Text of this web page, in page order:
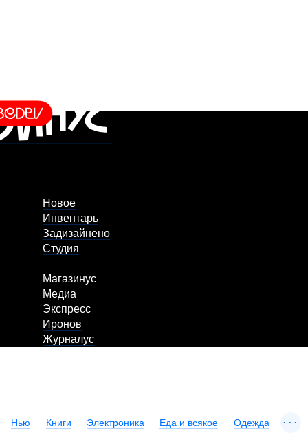
Новое
Инвентарь
Задизайнено
Студия
Магазинус
Медиа
Экспресс
Иронов
Журналус
Нью Книги Электроника Еда и всякое Одежда ...